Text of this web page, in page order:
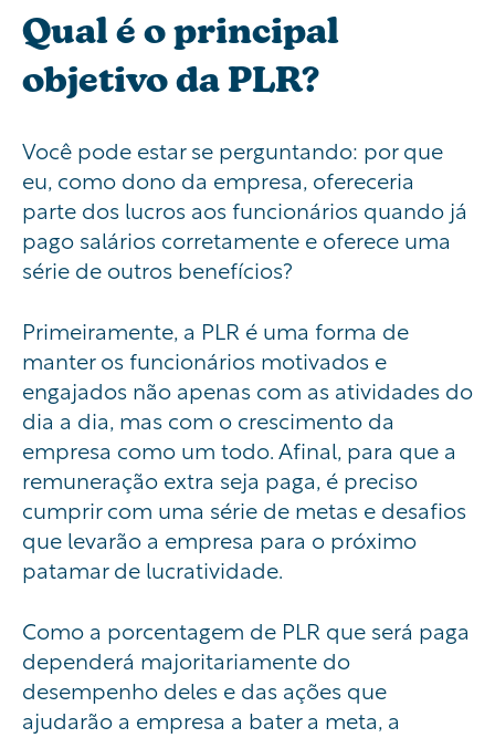
Qual é o principal
objetivo da PLR?
Você pode estar se perguntando: por que
eu, como dono da empresa, ofereceria
parte dos lucros aos funcionários quando já
pago salários corretamente e oferece uma
série de outros benefícios?
Primeiramente, a PLR é uma forma de
manter os funcionários motivados e
engajados não apenas com as atividades do
dia a dia, mas com o crescimento da
empresa como um todo. Afinal, para que a
remuneração extra seja paga, é preciso
cumprir com uma série de metas e desafios
que levarão a empresa para o próximo
patamar de lucratividade.
Como a porcentagem de PLR que será paga
dependerá majoritariamente do
desempenho deles e das ações que
ajudarão a empresa a bater a meta, a